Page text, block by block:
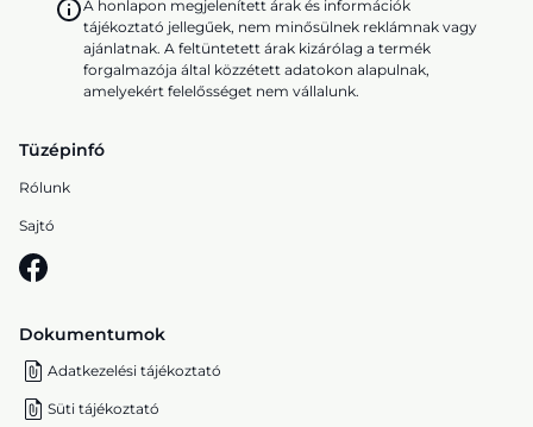
A honlapon megjelenített árak és információk
tájékoztató jellegűek, nem minősülnek reklámnak vagy
ajánlatnak. A feltüntetett árak kizárólag a termék
forgalmazója által közzétett adatokon alapulnak,
amelyekért felelősséget nem vállalunk.
Tüzépinfó
Rólunk
Sajtó
Dokumentumok
Adatkezelési tájékoztató
Süti tájékoztató